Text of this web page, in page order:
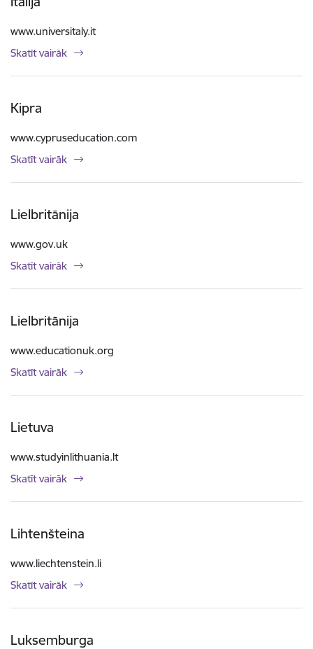
www.universitaly.it
Skatīt vairāk
Kipra
www.cypruseducation.com
Skatīt vairāk
Lielbritānija
www.gov.uk
Skatīt vairāk
Lielbritānija
www.educationuk.org
Skatīt vairāk
Lietuva
www.studyinlithuania.lt
Skatīt vairāk
Lihtenšteina
www.liechtenstein.li
Skatīt vairāk
Luksemburga